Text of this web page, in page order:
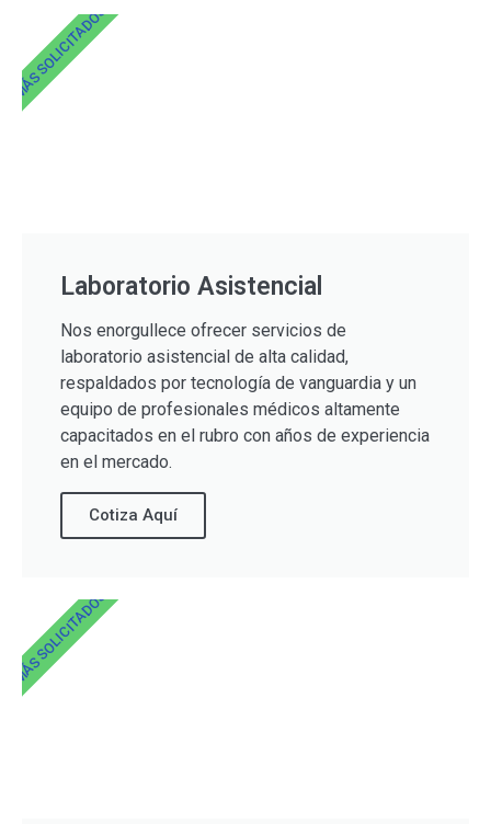
Laboratorio Asistencial
Nos enorgullece ofrecer servicios de
laboratorio asistencial de alta calidad,
respaldados por tecnología de vanguardia y un
equipo de profesionales médicos altamente
capacitados en el rubro con años de experiencia
en el mercado.
Cotiza Aquí
MÁS SOLICITADOS
MÁS SOLICITADOS